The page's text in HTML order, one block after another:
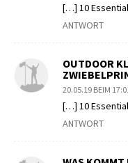
[…] 10
ANTWORT
OUTDOOR
20.05.19 BEIM
[…] 10
ANTWORT